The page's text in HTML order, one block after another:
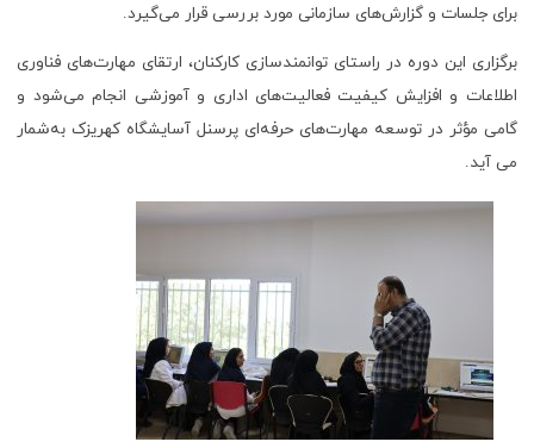
برای جلسات و گزارش‌های سازمانی مورد بررسی قرار می‌گیرد.
برگزاری این دوره در راستای توانمندسازی کارکنان، ارتقای مهارت‌های فناوری
اطلاعات و افزایش کیفیت فعالیت‌های اداری و آموزشی انجام می‌شود و
گامی مؤثر در توسعه مهارت‌های حرفه‌ای پرسنل آسایشگاه کهریزک به‌شمار
می آید.